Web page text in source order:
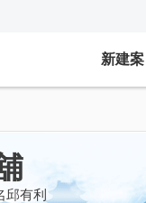
新建案
邱有利